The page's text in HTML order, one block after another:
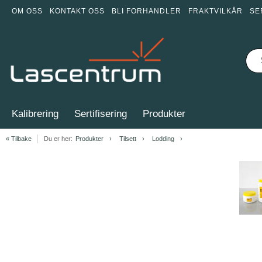
OM OSS KONTAKT OSS BLI FORHANDLER FRAKTVILKÅR
Kalibrering Sertifisering Produkter
« Tilbake Du er her: Produkter Tilsett Lodding